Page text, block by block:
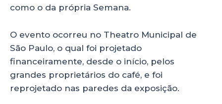
como o da própria Semana.
O evento ocorreu no Theatro Municipal de
São Paulo, o qual foi projetado
financeiramente, desde o início, pelos
grandes proprietários do café, e foi
reprojetado nas paredes da exposição.